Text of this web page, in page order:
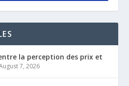
la perception des prix et
7, 2026